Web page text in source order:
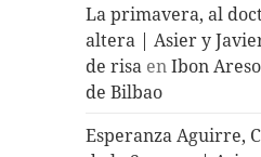
La primavera, al
altera | Asier y
de risa enIbon
de Bilbao
Esperanza Aguirre,